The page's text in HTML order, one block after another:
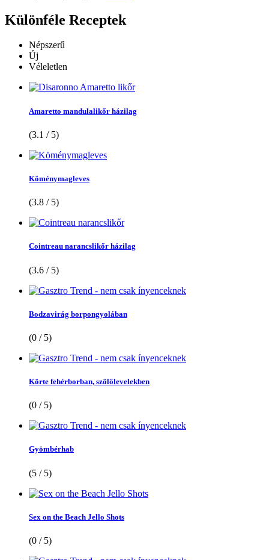
Különféle Receptek
Népszerű
Új
Véleletlen
Amaretto mandulalikőr házilag
(3.1 / 5)
Köménymagleves
(3.8 / 5)
Cointreau narancslikőr házilag
(3.6 / 5)
Bodzavirág borpongyolában
(0 / 5)
Körte fehérborban, szőlőlevelekben
(0 / 5)
Gyömbérhab
(5 / 5)
Sex on the Beach Jello Shots
(0 / 5)